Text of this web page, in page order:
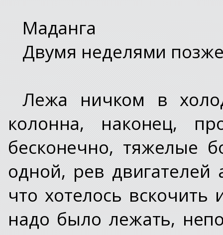
Маданга
Двумя неделями
Лежа ничком в
колонна, наконец,
бесконечно, тяжелые
одной, рев
что хотелось
надо было лежать,